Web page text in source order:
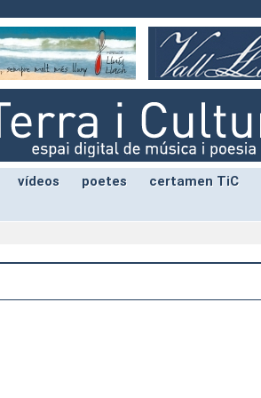
vídeos poetes certamen TiC